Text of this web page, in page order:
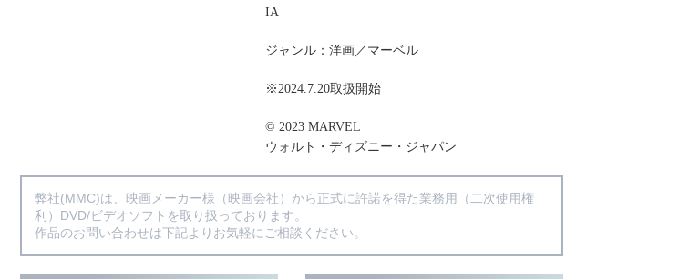
IA
ジャンル：洋画／マーベル
※2024.7.20取扱開始
© 2023 MARVEL
ウォルト・ディズニー・ジャパン
弊社(MMC)は、映画メーカー様（映画会社）から正式に許諾を得た業務用（二次使用権
利）DVD/ビデオソフトを取り扱っております。
作品のお問い合わせは下記よりお気軽にご相談ください。